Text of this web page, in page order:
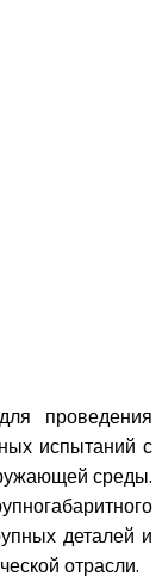
проведения
испытаний с
среды.
деталей и
отрасли.